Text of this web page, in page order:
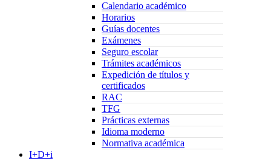
Calendario académico
Horarios
Guías docentes
Exámenes
Seguro escolar
Trámites académicos
Expedición de títulos y
certificados
RAC
TFG
Prácticas externas
Idioma moderno
Normativa académica
I+D+i